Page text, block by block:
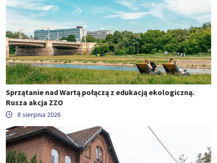
Sprzątanie nad Wartą połączą z edukacją ekologiczną.
Rusza akcja ZZO
8 sierpnia 2026